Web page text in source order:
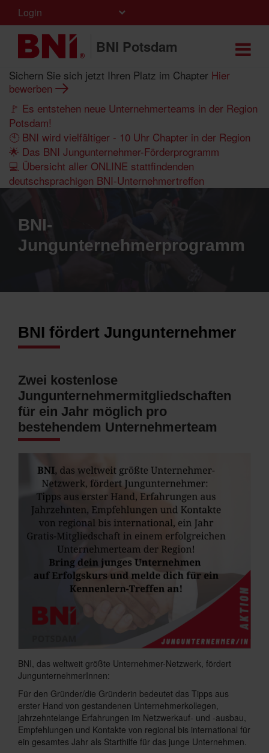
Login
BNI Potsdam
Sichern Sie sich jetzt Ihren Platz im Chapter Hier
bewerben
🚩 Es entstehen neue Unternehmerteams in der Region
Potsdam!
🕙 BNI wird vielfältiger - 10 Uhr Chapter in der Region
🌟 Das BNI Jungunternehmer-Förderprogramm
💻 Übersicht aller ONLINE stattfindenden
deutschsprachigen BNI-Unternehmertreffen
BNI-
Jungunternehmerprogramm
BNI fördert Jungunternehmer
Zwei kostenlose
Jungunternehmermitgliedschaften
für ein Jahr möglich pro
bestehendem Unternehmerteam
BNI, das weltweit größte Unternehmer-Netzwerk, fördert
JungunternehmerInnen:
Für den Gründer/die Gründerin bedeutet das Tipps aus
erster Hand von gestandenen Unternehmerkollegen,
jahrzehntelange Erfahrungen im Netzwerkauf- und -ausbau,
Empfehlungen und Kontakte von regional bis international für
ein gesamtes Jahr als Starthilfe für das junge Unternehmen.